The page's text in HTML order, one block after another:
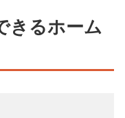
きるホーム